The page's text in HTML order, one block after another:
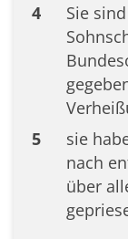
4
Sie
5
sie
nach
über